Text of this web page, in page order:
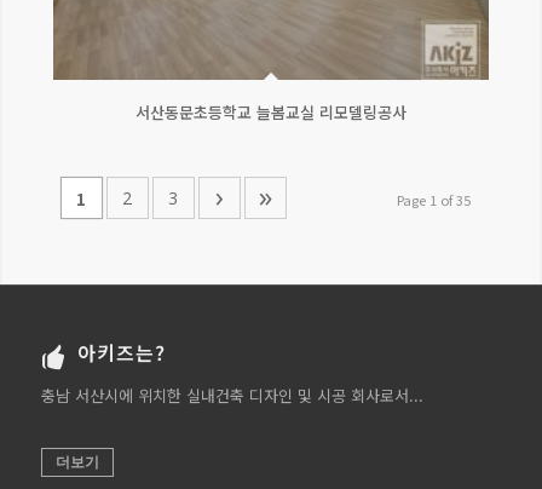
서산동문초등학교 늘봄교실 리모델링공사
Page 1 of 35
1 2 3 › »
아키즈는?
충남 서산시에 위치한 실내건축 디자인 및 시공 회사로서...
더보기